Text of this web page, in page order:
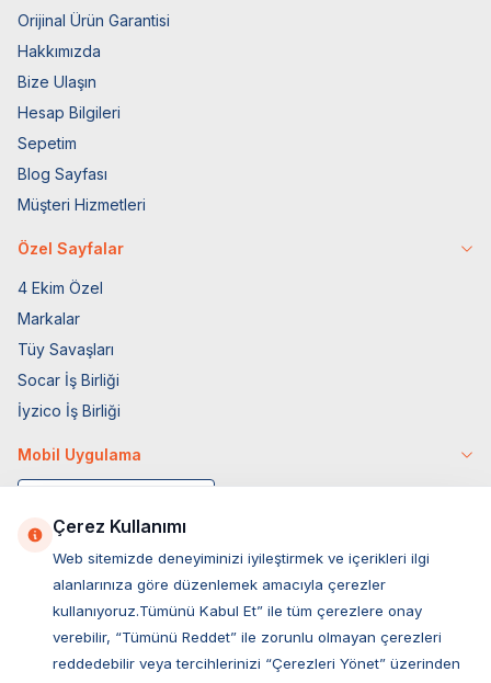
Orijinal Ürün Garantisi
Hakkımızda
Bize Ulaşın
Hesap Bilgileri
Sepetim
Blog Sayfası
Müşteri Hizmetleri
Özel Sayfalar
4 Ekim Özel
Markalar
Tüy Savaşları
Socar İş Birliği
İyzico İş Birliği
Mobil Uygulama
Çerez Kullanımı
Web sitemizde deneyiminizi iyileştirmek ve içerikleri ilgi
alanlarınıza göre düzenlemek amacıyla çerezler
kullanıyoruz.Tümünü Kabul Et” ile tüm çerezlere onay
verebilir, “Tümünü Reddet” ile zorunlu olmayan çerezleri
reddedebilir veya tercihlerinizi “Çerezleri Yönet” üzerinden